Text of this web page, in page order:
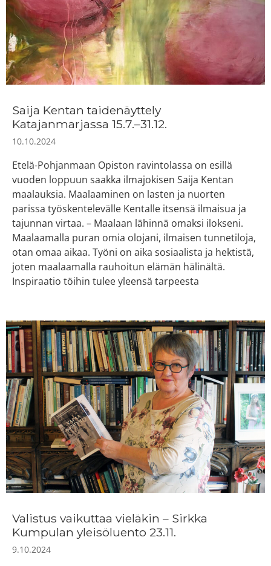
Saija Kentan taidenäyttely
Katajanmarjassa 15.7.–31.12.
10.10.2024
Etelä-Pohjanmaan Opiston ravintolassa on esillä
vuoden loppuun saakka ilmajokisen Saija Kentan
maalauksia. Maalaaminen on lasten ja nuorten
parissa työskentelevälle Kentalle itsensä ilmaisua ja
tajunnan virtaa. – Maalaan lähinnä omaksi ilokseni.
Maalaamalla puran omia olojani, ilmaisen tunnetiloja,
otan omaa aikaa. Työni on aika sosiaalista ja hektistä,
joten maalaamalla rauhoitun elämän hälinältä.
Inspiraatio töihin tulee yleensä tarpeesta
Valistus vaikuttaa vieläkin – Sirkka
Kumpulan yleisöluento 23.11.
9.10.2024